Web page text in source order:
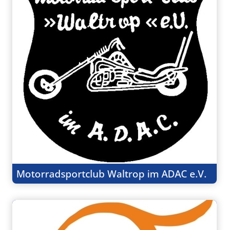
Motorradsportclub Waltrop im ADAC e.V.